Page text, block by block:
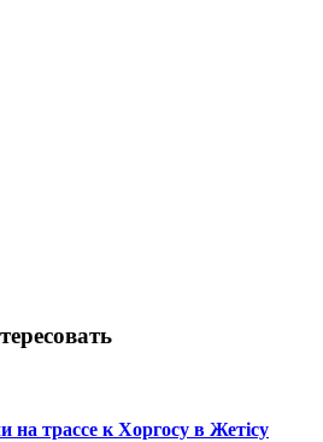
на трассе к Хоргосу в Жетісу